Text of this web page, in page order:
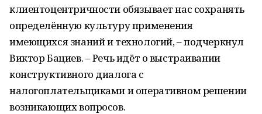
клиентоцентричности обязывает нас сохранять
определённую культуру применения
имеющихся знаний и технологий, – подчеркнул
Виктор Бациев. – Речь идёт о выстраивании
конструктивного диалога с
налогоплательщиками и оперативном решении
возникающих вопросов.